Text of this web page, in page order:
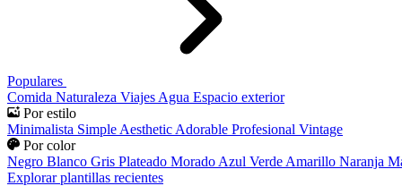
Populares
Comida Naturaleza Viajes Agua Espacio exterior
Por estilo
Minimalista Simple Aesthetic Adorable Profesional Vintage
Por color
Negro Blanco Gris Plateado Morado Azul Verde Amarillo Naranja
Explorar plantillas recientes